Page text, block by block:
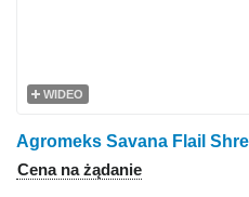
WIDEO
Cena na żądanie